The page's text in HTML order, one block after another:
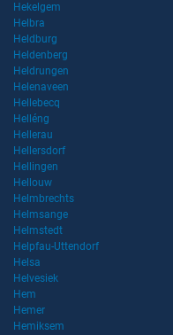
Hekelgem
Helbra
Heldburg
Heldenberg
Heldrungen
Helenaveen
Hellebecq
Helléng
Hellerau
Hellersdorf
Hellingen
Hellouw
Helmbrechts
Helmsange
Helmstedt
Helpfau-Uttendorf
Helsa
Helvesiek
Hem
Hemer
Hemiksem